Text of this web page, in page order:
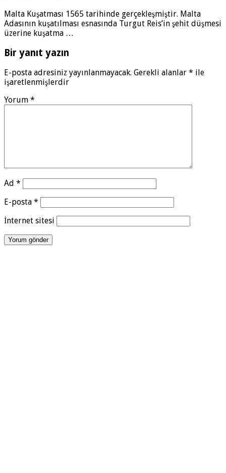
Malta Kuşatması 1565 tarihinde gerçekleşmiştir. Malta
Adasının kuşatılması esnasında Turgut Reis’in şehit düşmesi
üzerine kuşatma …
Bir yanıt yazın
E-posta adresiniz yayınlanmayacak. Gerekli alanlar * ile
işaretlenmişlerdir
Yorum *
Ad *
E-posta *
İnternet sitesi